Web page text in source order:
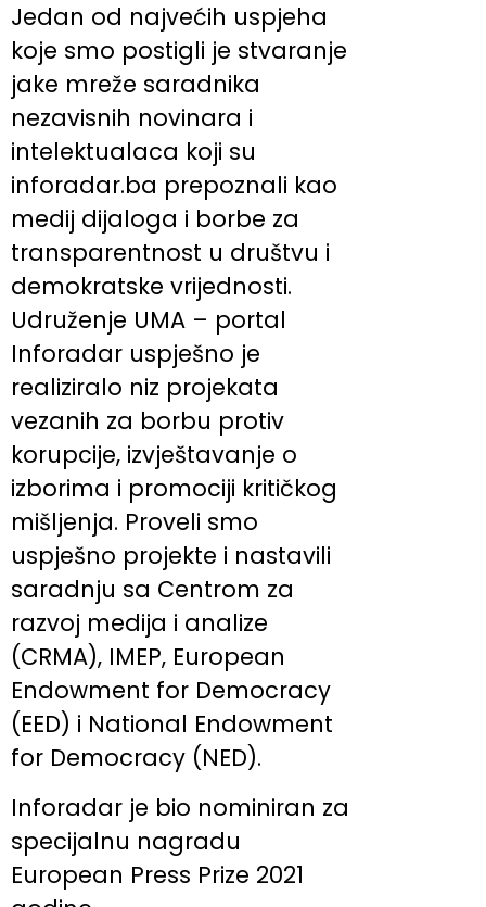
Jedan od najvećih uspjeha
koje smo postigli je stvaranje
jake mreže saradnika
nezavisnih novinara i
intelektualaca koji su
inforadar.ba prepoznali kao
medij dijaloga i borbe za
transparentnost u društvu i
demokratske vrijednosti.
Udruženje UMA – portal
Inforadar uspješno je
realiziralo niz projekata
vezanih za borbu protiv
korupcije, izvještavanje o
izborima i promociji kritičkog
mišljenja. Proveli smo
uspješno projekte i nastavili
saradnju sa Centrom za
razvoj medija i analize
(CRMA), IMEP, European
Endowment for Democracy
(EED) i National Endowment
for Democracy (NED).
Inforadar je bio nominiran za
specijalnu nagradu
European Press Prize 2021